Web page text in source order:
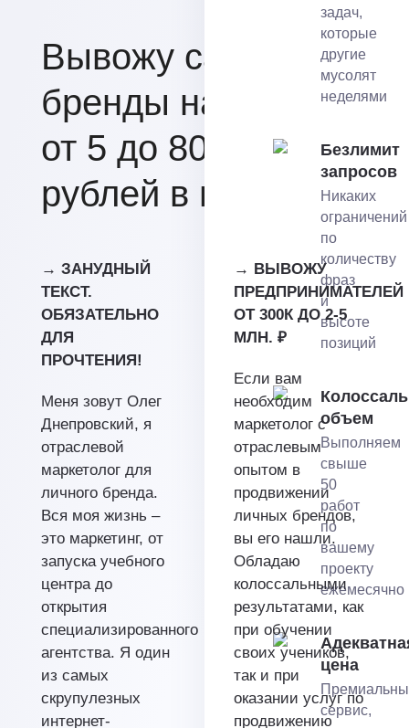
Вывожу сайты и
бренды на выручку
от 5 до 80 млн.
рублей в год.
задач,
которые
другие
мусолят
неделями
Безлимит
запросов
Никаких
ограничений
по
количеству
фраз
и
высоте
позиций
объем
Выполняем
свыше
50
работ
по
вашему
проекту
ежемесячно
цена
сервис,
→ ЗАНУДНЫЙ
ТЕКСТ.
ОБЯЗАТЕЛЬНО
ДЛЯ
ПРОЧТЕНИЯ!
Меня зовут Олег
Днепровский, я
отраслевой
маркетолог для
личного бренда.
Вся моя жизнь –
это маркетинг, от
запуска учебного
центра до
открытия
специализированного
агентства. Я один
из самых
скрупулезных
интернет-
→ ВЫВОЖУ
ПРЕДПРИНИМАТЕЛЕЙ
ОТ 300К ДО 2-5
МЛН. ₽
Если вам
необходим
маркетолог с
отраслевым
опытом в
продвижении
личных брендов,
вы его нашли.
Обладаю
колоссальными
результатами, как
при обучении
своих учеников,
так и при
оказании услуг по
продвижению